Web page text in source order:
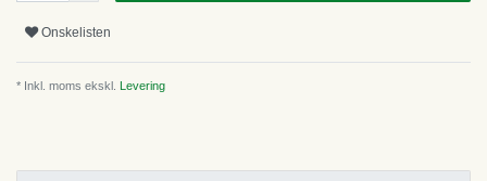
Onskelisten
* Inkl. moms ekskl. Levering